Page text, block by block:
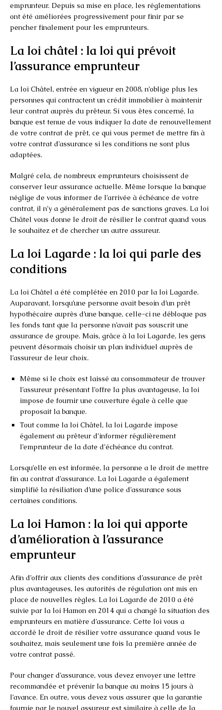
emprunteur. Depuis sa mise en place, les réglementations
ont été améliorées progressivement pour finir par se
pencher finalement pour les emprunteurs.
La loi châtel : la loi qui prévoit
l’assurance emprunteur
La loi Châtel, entrée en vigueur en 2008, n’oblige plus les
personnes qui contractent un crédit immobilier à maintenir
leur contrat auprès du prêteur. Si vous êtes concerné, la
banque est tenue de vous indiquer la date de renouvellement
de votre contrat de prêt, ce qui vous permet de mettre fin à
votre contrat d’assurance si les conditions ne sont plus
adaptées.
Malgré cela, de nombreux emprunteurs choisissent de
conserver leur assurance actuelle. Même lorsque la banque
néglige de vous informer de l’arrivée à échéance de votre
contrat, il n’y a généralement pas de sanctions graves. La loi
Châtel vous donne le droit de résilier le contrat quand vous
le souhaitez et de chercher un autre assureur.
La loi Lagarde : la loi qui parle des
conditions
La loi Châtel a été complétée en 2010 par la loi Lagarde.
Auparavant, lorsqu’une personne avait besoin d’un prêt
hypothécaire auprès d’une banque, celle-ci ne débloque pas
les fonds tant que la personne n’avait pas souscrit une
assurance de groupe. Mais, grâce à la loi Lagarde, les gens
peuvent désormais choisir un plan individuel auprès de
l’assureur de leur choix.
Même si le choix est laissé au consommateur de trouver
l’assureur présentant l’offre la plus avantageuse, la loi
impose de fournir une couverture égale à celle que
proposait la banque.
Tout comme la loi Châtel, la loi Lagarde impose
également au prêteur d’informer régulièrement
l’emprunteur de la date d’échéance du contrat.
Lorsqu’elle en est informée, la personne a le droit de mettre
fin au contrat d’assurance. La loi Lagarde a également
simplifié la résiliation d’une police d’assurance sous
certaines conditions.
La loi Hamon : la loi qui apporte
d’amélioration à l’assurance
emprunteur
Afin d’offrir aux clients des conditions d’assurance de prêt
plus avantageuses, les autorités de régulation ont mis en
place de nouvelles règles. La loi Lagarde de 2010 a été
suivie par la loi Hamon en 2014 qui a changé la situation des
emprunteurs en matière d’assurance. Cette loi vous a
accordé le droit de résilier votre assurance quand vous le
souhaitez, mais seulement une fois la première année de
votre contrat passé.
Pour changer d’assurance, vous devez envoyer une lettre
recommandée et prévenir la banque au moins 15 jours à
l’avance. En outre, vous devez vous assurer que la garantie
fournie par le nouvel assureur est similaire à celle de la